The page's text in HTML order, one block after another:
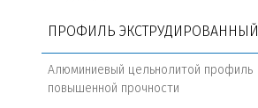
ПРОФИЛЬ ЭКСТРУДИРОВАННЫЙ
Алюминиевый цельнолитой профиль
повышенной прочности